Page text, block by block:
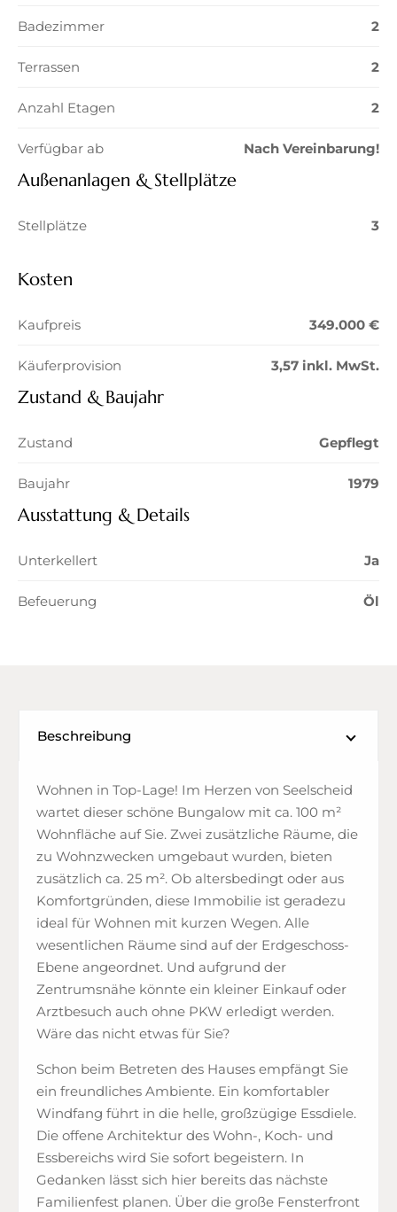
Badezimmer 2
Terrassen 2
Anzahl Etagen 2
Verfügbar ab Nach Vereinbarung!
Außenanlagen & Stellplätze
Stellplätze 3
Kosten
Kaufpreis 349.000 €
Käuferprovision 3,57 inkl. MwSt.
Zustand & Baujahr
Zustand Gepflegt
Baujahr 1979
Ausstattung & Details
Unterkellert Ja
Befeuerung Öl
Beschreibung
Wohnen in Top-Lage! Im Herzen von Seelscheid
wartet dieser schöne Bungalow mit ca. 100 m²
Wohnfläche auf Sie. Zwei zusätzliche Räume, die
zu Wohnzwecken umgebaut wurden, bieten
zusätzlich ca. 25 m². Ob altersbedingt oder aus
Komfortgründen, diese Immobilie ist geradezu
ideal für Wohnen mit kurzen Wegen. Alle
wesentlichen Räume sind auf der Erdgeschoss-
Ebene angeordnet. Und aufgrund der
Zentrumsnähe könnte ein kleiner Einkauf oder
Arztbesuch auch ohne PKW erledigt werden.
Wäre das nicht etwas für Sie?
Schon beim Betreten des Hauses empfängt Sie
ein freundliches Ambiente. Ein komfortabler
Windfang führt in die helle, großzügige Essdiele.
Die offene Architektur des Wohn-, Koch- und
Essbereichs wird Sie sofort begeistern. In
Gedanken lässt sich hier bereits das nächste
Familienfest planen. Über die große Fensterfront